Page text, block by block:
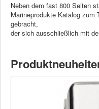
Jobs
Segeltuch
Neben dem fast 800 Seiten
Marineprodukte Katalog zum
gebracht,
der sich ausschließlich mit